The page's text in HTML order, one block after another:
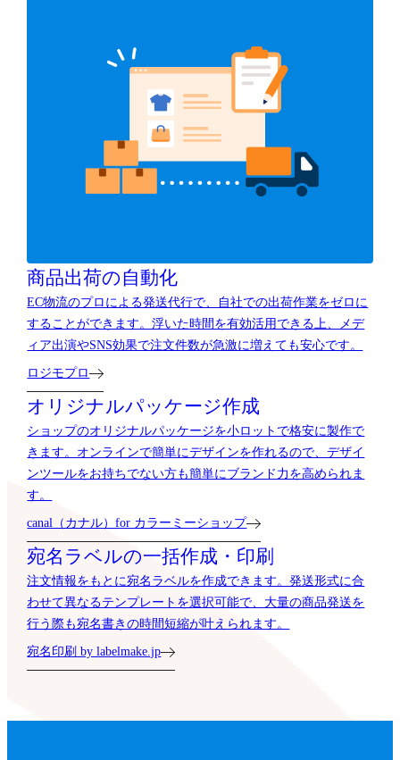
商品出荷の自動化
EC物流のプロによる発送代行で、自社での出荷作業をゼロに
することができます。浮いた時間を有効活用できる上、メデ
ィア出演やSNS効果で注文件数が急激に増えても安心です。
ロジモプロ
オリジナルパッケージ作成
ショップのオリジナルパッケージを小ロットで格安に製作で
きます。オンラインで簡単にデザインを作れるので、デザイ
ンツールをお持ちでない方も簡単にブランド力を高められま
す。
canal（カナル）for カラーミーショップ
宛名ラベルの一括作成・印刷
注文情報をもとに宛名ラベルを作成できます。発送形式に合
わせて異なるテンプレートを選択可能で、大量の商品発送を
行う際も宛名書きの時間短縮が叶えられます。
宛名印刷 by labelmake.jp